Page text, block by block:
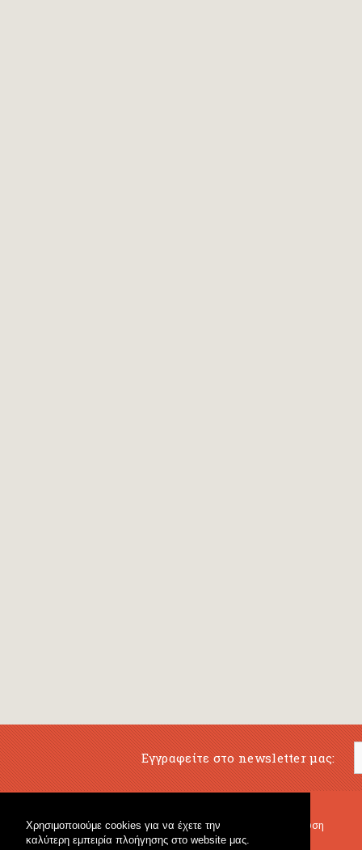
Χρησιμοποιούμε cookies για να έχετε την
καλύτερη εμπειρία πλοήγησης στο website μας.
Εγγραφείτε στο newsletter μας:
Μουσικό Βιβλιοπωλείο
Κρουστά & Εκπαιδευτικό Υλικό
Μουσική Εκπαίδευση
Fagotto Blog